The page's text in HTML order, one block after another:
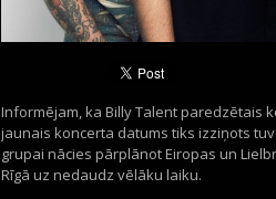
Informējam, ka Billy Talent paredzētais
jaunais koncerta datums tiks izziņots
grupai nācies pārplānot Eiropas un
Rīgā uz nedaudz vēlāku laiku.